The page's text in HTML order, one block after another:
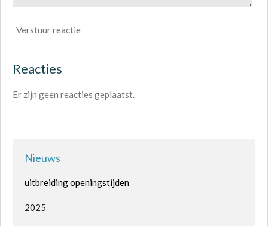
Verstuur reactie
Reacties
Er zijn geen reacties geplaatst.
Nieuws
uitbreiding openingstijden
2025